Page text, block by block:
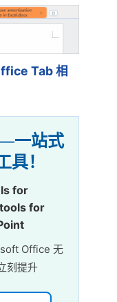
Tab 相
一站式
！
for
for
Office 无
刻提升